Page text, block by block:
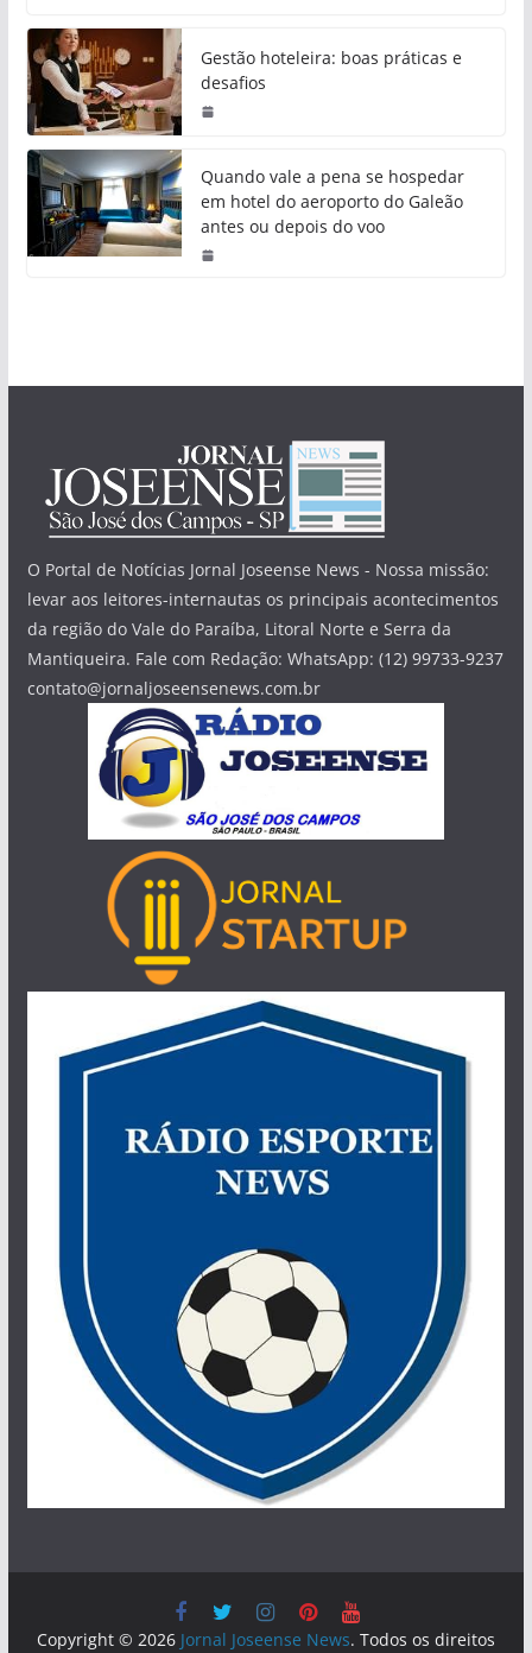
Gestão hoteleira: boas práticas e
desafios
Quando vale a pena se hospedar
em hotel do aeroporto do Galeão
antes ou depois do voo
O Portal de Notícias Jornal Joseense News - Nossa missão:
levar aos leitores-internautas os principais acontecimentos
da região do Vale do Paraíba, Litoral Norte e Serra da
Mantiqueira. Fale com Redação: WhatsApp: (12) 99733-9237
contato@jornaljoseensenews.com.br
Copyright © 2026 Jornal Joseense News. Todos os direitos